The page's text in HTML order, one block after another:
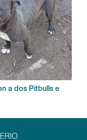
a 23 gatos que